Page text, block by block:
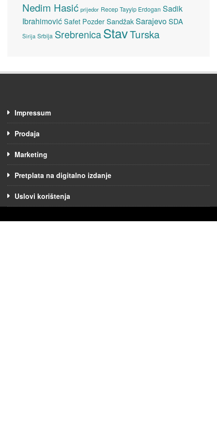
Nedim Hasić prijedor Recep Tayyip Erdogan Sadik
Ibrahimović Safet Pozder SandžakSarajevoSDA
Sirija Srbija SrebrenicaStavTurska
Impressum
Prodaja
Marketing
Pretplata na digitalno izdanje
Uslovi korištenja